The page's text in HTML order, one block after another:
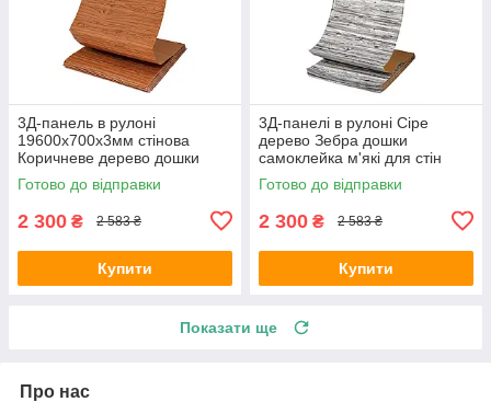
3Д-панель в рулоні
19600x700x3мм стінова
Коричневе дерево дошки
самоклеюча ПВХ
декоративна SW-00002223
Готово до відправки
2 300 ₴ 2 583 ₴
Купити
3Д-панелі в рулоні Сіре
дерево Зебра дошки
самоклейка м'які для стін
700мм*20м*3мм R081-3-20
SW-00001475
Готово до відправки
2 300 ₴ 2 583 ₴
Купити
Показати ще
Про нас